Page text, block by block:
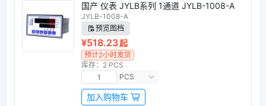
国产 仪表 JYLB系列 1通道 JYLB-1008-A
JYLB-1008-A
预览图档
¥518.23起
预计2小时发货
库存：2 PCS
PCS
加入购物车